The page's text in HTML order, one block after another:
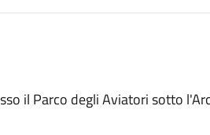
il Parco degli Aviatori sotto